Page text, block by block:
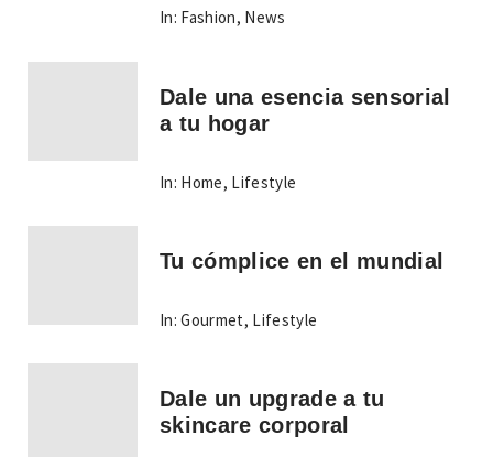
In: Fashion, News
Dale una esencia sensorial
a tu hogar
In: Home, Lifestyle
Tu cómplice en el mundial
In: Gourmet, Lifestyle
Dale un upgrade a tu
skincare corporal